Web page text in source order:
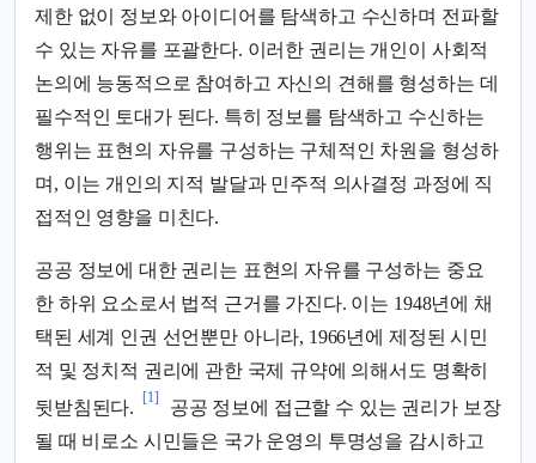
제한 없이 정보와 아이디어를 탐색하고 수신하며 전파할
수 있는 자유를 포괄한다. 이러한 권리는 개인이 사회적
논의에 능동적으로 참여하고 자신의 견해를 형성하는 데
필수적인 토대가 된다. 특히 정보를 탐색하고 수신하는
행위는 표현의 자유를 구성하는 구체적인 차원을 형성하
며, 이는 개인의 지적 발달과 민주적 의사결정 과정에 직
접적인 영향을 미친다.
공공 정보에 대한 권리는 표현의 자유를 구성하는 중요
한 하위 요소로서 법적 근거를 가진다. 이는 1948년에 채
택된 세계 인권 선언뿐만 아니라, 1966년에 제정된 시민
적 및 정치적 권리에 관한 국제 규약에 의해서도 명확히
뒷받침된다.
[1]
공공 정보에 접근할 수 있는 권리가 보장
될 때 비로소 시민들은 국가 운영의 투명성을 감시하고